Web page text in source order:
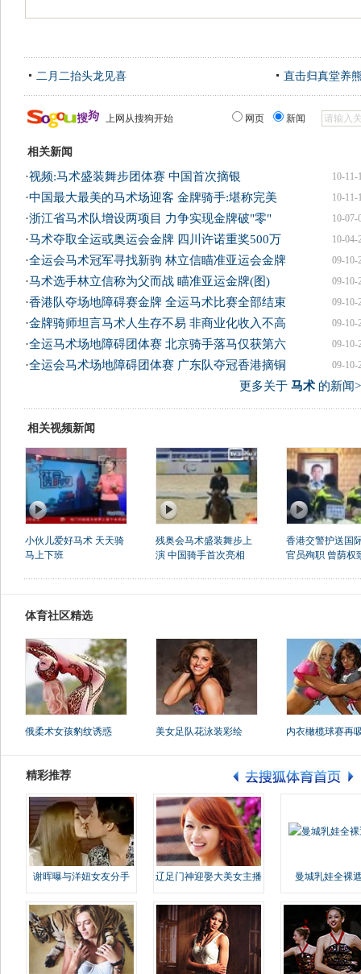
二月二抬头龙见喜 直击归真堂养
上网从搜狗开始 网页 新闻
相关新闻
10-11-
·视频:马术盛装舞步团体赛 中国首次摘银
10-11-
·中国最大最美的马术场迎客 金牌骑手:堪称完美
10-07-
·浙江省马术队增设两项目 力争实现金牌破"零"
10-04-
·马术夺取全运或奥运会金牌 四川许诺重奖500万
09-10-
·全运会马术冠军寻找新驹 林立信瞄准亚运会金牌
09-10-
·马术选手林立信称为父而战 瞄准亚运金牌(图)
09-10-
·香港队夺场地障碍赛金牌 全运马术比赛全部结束
09-10-
·金牌骑师坦言马术人生存不易 非商业化收入不高
09-10-
·全运马术场地障碍团体赛 北京骑手落马仅获第六
09-10-
·全运会马术场地障碍团体赛 广东队夺冠香港摘铜
更多关于 马术的新闻
相关视频新闻
小伙儿爱好马术 天天骑
马上下班
残奥会马术盛装舞步上
演 中国骑手首次亮相
香港交警护送国
官员殉职 曾荫权
体育社区精选
俄柔术女孩豹纹诱惑 美女足队花泳装彩绘 内衣橄榄球赛再
精彩推荐
谢晖曝与洋妞女友分手 辽足门神迎娶大美女主播 曼城乳娃全裸